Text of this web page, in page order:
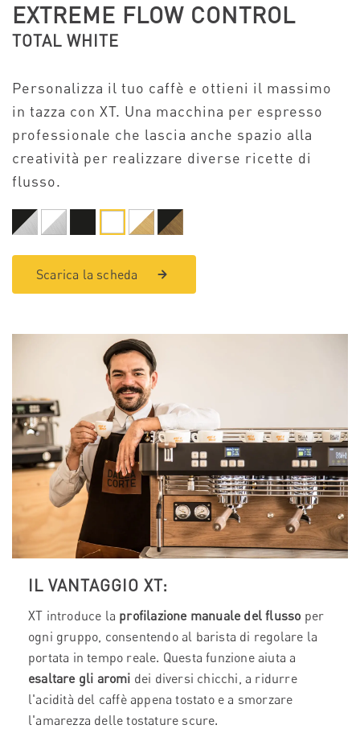
EXTREME FLOW CONTROL
TOTAL WHITE
Personalizza il tuo caffè e ottieni il massimo
in tazza con XT. Una macchina per espresso
professionale che lascia anche spazio alla
creatività per realizzare diverse ricette di
flusso.
Scarica la scheda
IL VANTAGGIO XT:
XT introduce la profilazione manuale del flusso per
ogni gruppo, consentendo al barista di regolare la
portata in tempo reale. Questa funzione aiuta a
esaltare gli aromi dei diversi chicchi, a ridurre
l'acidità del caffè appena tostato e a smorzare
l'amarezza delle tostature scure.